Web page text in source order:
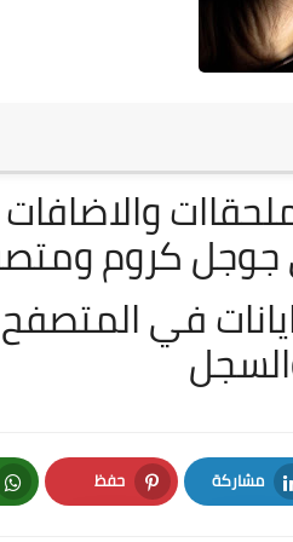
جوجل كروم
في
مشاركة
LinkedIn
حفظ
Pinterest